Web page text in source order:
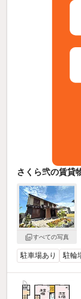
さくら弐の賃貸
すべての写真
駐車場あり 駐輪